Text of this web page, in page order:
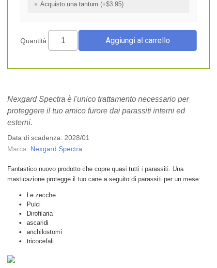
Acquisto una tantum (+$3.95)
Quantità
Nexgard Spectra è l'unico trattamento necessario per
proteggere il tuo amico furore dai parassiti interni ed
esterni.
Data di scadenza: 2028/01
Marca: Nexgard Spectra
Fantastico nuovo prodotto che copre quasi tutti i parassiti. Una
masticazione protegge il tuo cane a seguito di parassiti per un mese:
Le zecche
Pulci
Dirofilaria
ascaridi
anchilostomi
tricocefali